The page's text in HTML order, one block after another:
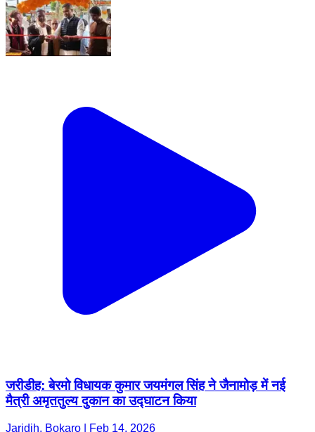
जरीडीह: बेरमो विधायक कुमार जयमंगल सिंह ने जैनामोड़ में नई
मैत्री अमृततुल्य दुकान का उद्घाटन किया
Jaridih, Bokaro | Feb 14, 2026